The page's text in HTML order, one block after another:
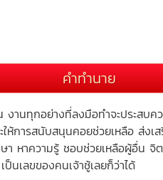
คำทำนาย
ทุกอย่างที่ลงมือทำจะประสบคว
การสนับสนุนคอยช่วยเหลือ ส่งเส
หาความรู้ ชอบช่วยเหลือผู้อื่น จิ
นเลขของคนเจ้าชู้เลยก็ว่าได้